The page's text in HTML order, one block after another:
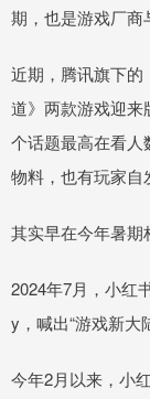
期，也是游戏厂商
近期，腾讯旗下
道》两款游戏迎
个话题最高在看人
物料，也有玩家自
其实早在今年暑期
2024年7月，小红
y，喊出“游戏新大
今年2月以来，小